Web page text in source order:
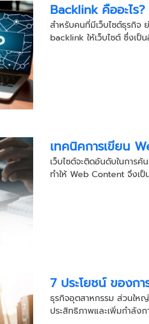
Backlink คืออะไร
สำหรับคนที่มีเว็บไซต์ธุรกิจ
backlink ให้เว็บไซต์ ซึ่งเป็
เทคนิคการเขียน
เว็บไซต์จะติดอันดับในการ
ทำให้ Web Content จึงเป็
7 ประโยชน์ ของก
ธุรกิจอุตสาหกรรม ส่วนใหญ่
ประสิทธิภาพและเพิ่มกำลังก